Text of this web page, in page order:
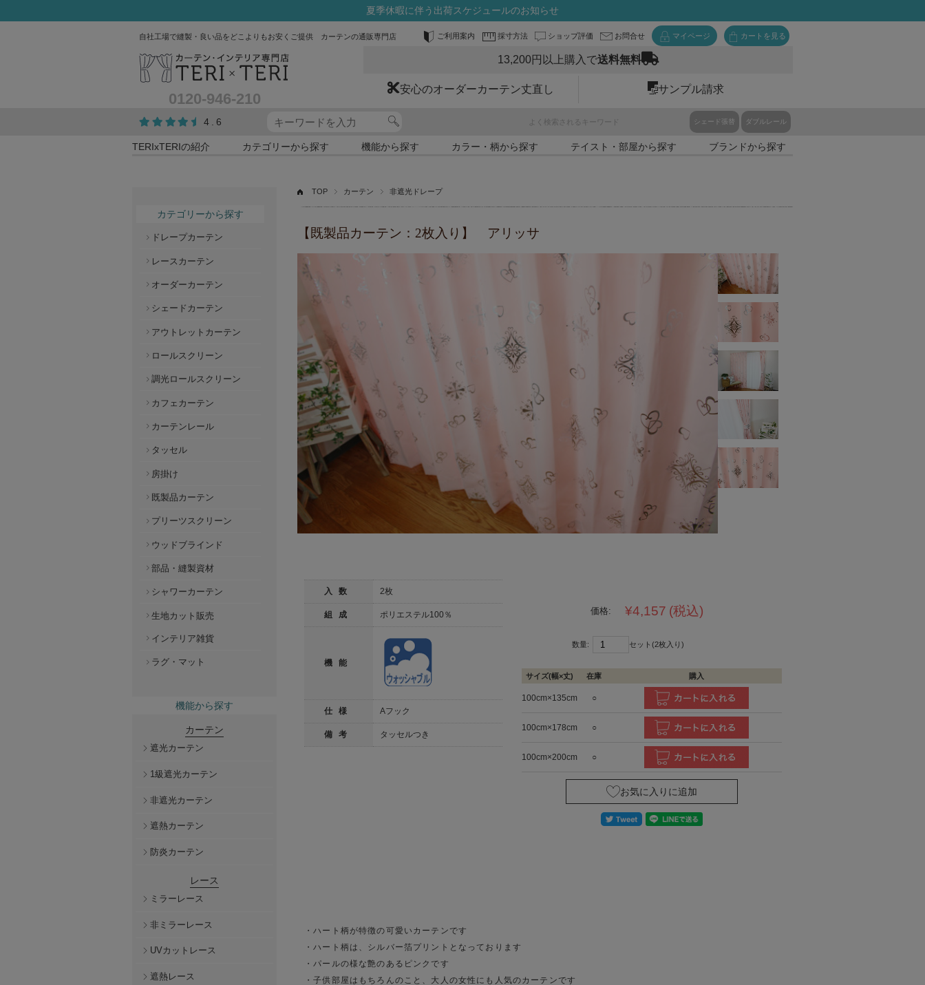
夏季休暇に伴う出荷スケジュールのお知らせ
自社工場で縫製・良い品をどこよりもお安くご提供 カーテンの通販専門店 ご利用案内 採寸方法 ショップ評価 お問合せ マイページ カートを見る
0120-946-210
13,200円以上購入で送料無料
安心のオーダーカーテン丈直し サンプル請求
4.6 よく検索されるキーワード シェード張替 ダブルレール
TERIxTERIの紹介 カテゴリーから探す 機能から探す カラー・柄から探す テイスト・部屋から探す ブランドから探す
TOP カーテン 非遮光ドレープ
【既製品カーテン：2枚入り】 アリッサ
価格: ¥4,157 (税込)
数量: セット(2枚入り)
サイズ(幅×丈) 在庫 購入
100cm×135cm ○
100cm×178cm ○
100cm×200cm ○
・ハート柄が特徴の可愛いカーテンです
・ハート柄は、シルバー箔プリントとなっております
・パールの様な艶のあるピンクです
・子供部屋はもちろんのこと、大人の女性にも人気のカーテンです
入 数 2枚
組 成 ポリエステル100％
機 能
仕 様 Aフック
備 考 タッセルつき
カテゴリーから探す
ドレープカーテン
レースカーテン
オーダーカーテン
シェードカーテン
アウトレットカーテン
ロールスクリーン
調光ロールスクリーン
カフェカーテン
カーテンレール
タッセル
房掛け
既製品カーテン
プリーツスクリーン
ウッドブラインド
部品・縫製資材
シャワーカーテン
生地カット販売
インテリア雑貨
ラグ・マット
機能から探す
カーテン
遮光カーテン
1級遮光カーテン
非遮光カーテン
遮熱カーテン
防炎カーテン
レース
ミラーレース
非ミラーレース
UVカットレース
遮熱レース